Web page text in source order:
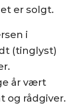
er solgt.
i
(tinglyst)
år vært
og rådgiver.